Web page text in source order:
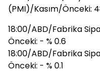
(PMI)/Kasım/Önceki:
18:00/ABD/Fabrika
Önceki: - % 0.6
18:00/ABD/Fabrika
Önceki: - % 0.1